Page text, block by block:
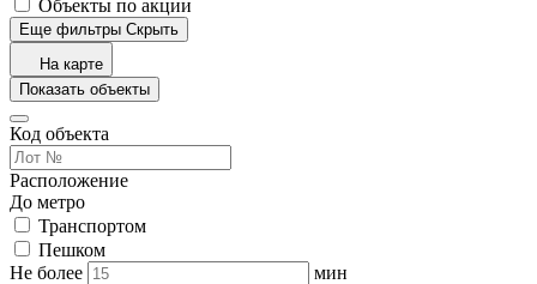
Объекты по акции
Еще фильтры Скрыть
На карте
Показать объекты
Код объекта
Расположение
До метро
Транспортом
Пешком
Не более
мин